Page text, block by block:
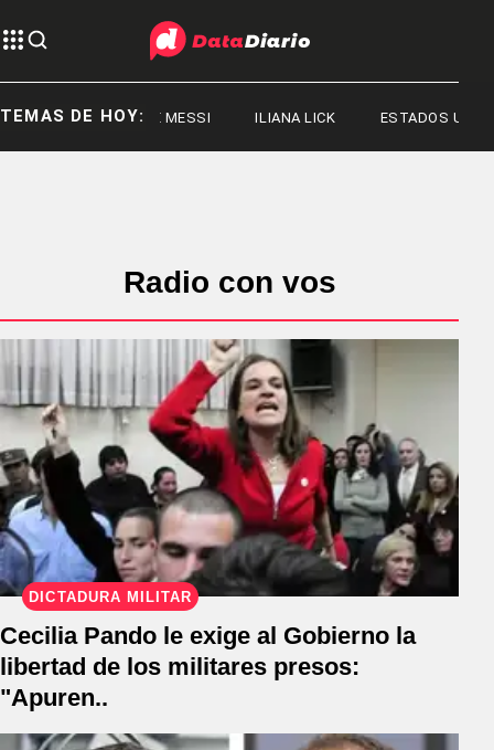
TEMAS DE HOY:
JORGE MESSI ILIANA LICK ESTADOS UNIDOS
Radio con vos
DICTADURA MILITAR
Cecilia Pando le exige al Gobierno la
libertad de los militares presos:
"Apuren..